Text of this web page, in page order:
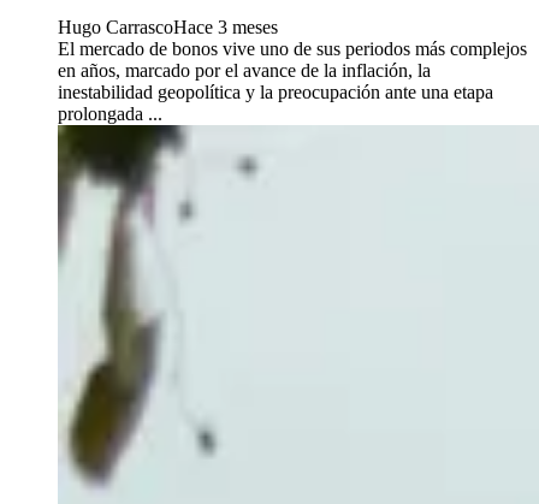
Hugo CarrascoHace 3 meses
El mercado de bonos vive uno de sus periodos más complejos
en años, marcado por el avance de la inflación, la
inestabilidad geopolítica y la preocupación ante una etapa
prolongada ...